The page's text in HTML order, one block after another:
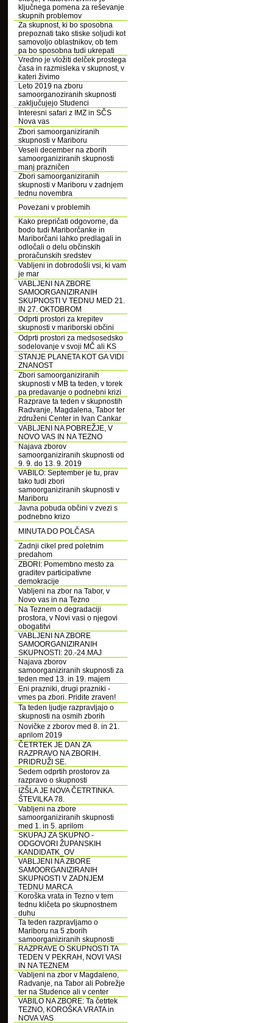
ključnega pomena za reševanje
skupnih problemov
Za skupnost, ki bo sposobna
prepoznati tako stiske soljudi kot
samovoljo oblastnikov, ob tem
pa bo sposobna tudi ukrepati
Vredno je vložiti delček prostega
časa in razmisleka v skupnost, v
kateri živimo
Leto 2019 na zboru
samoorganoziranih skupnosti
zaključujejo Studenci
Interesni safari z IMZ in SČS
Nova vas
Zbori samoorganiziranih
skupnosti v Mariboru
Veseli december na zborih
samoorganiziranih skupnosti
manj prazničen
Zbori samoorganiziranih
skupnosti v Mariboru v zadnjem
tednu novembra
Povezani v problemih
Kako prepričati odgovorne, da
bodo tudi Mariborčanke in
Mariborčani lahko predlagali in
odločali o delu občinskih
proračunskih sredstev
Vabljeni in dobrodošli vsi, ki vam
je mar
VABLJENI NA ZBORE
SAMOORGANIZIRANIH
SKUPNOSTI V TEDNU MED 21.
IN 27. OKTOBROM
Odprti prostori za krepitev
skupnosti v mariborski občini
Odprti prostori za medsosedsko
sodelovanje v svoji MČ ali KS
STANJE PLANETA KOT GA VIDI
ZNANOST
Zbori samoorganiziranih
skupnosti v MB ta teden, v torek
pa predavanje o podnebni krizi
Razprave ta teden v skupnostih
Radvanje, Magdalena, Tabor ter
združeni Center in Ivan Cankar
VABLJENI NA POBREŽJE, V
NOVO VAS IN NA TEZNO
Najava zborov
samoorganiziranih skupnosti od
9. 9. do 13. 9. 2019
VABILO: September je tu, prav
tako tudi zbori
samoorganiziranih skupnosti v
Mariboru
Javna pobuda občini v zvezi s
podnebno krizo
MINUTA DO POLČASA
Zadnji cikel pred poletnim
predahom
ZBORI: Pomembno mesto za
graditev participativne
demokracije
Vabljeni na zbor na Tabor, v
Novo vas in na Tezno
Na Teznem o degradaciji
prostora, v Novi vasi o njegovi
obogatitvi
VABLJENI NA ZBORE
SAMOORGANIZIRANIH
SKUPNOSTI: 20.-24.MAJ
Najava zborov
samoorganiziranih skupnosti za
teden med 13. in 19. majem
Eni prazniki, drugi prazniki -
vmes pa zbori. Pridite zraven!
Ta teden ljudje razpravljajo o
skupnosti na osmih zborih
Novičke z zborov med 8. in 21.
aprilom 2019
ČETRTEK JE DAN ZA
RAZPRAVO NA ZBORIH.
PRIDRUŽI SE.
Sedem odprtih prostorov za
razpravo o skupnosti
IZŠLA JE NOVA ČETRTINKA.
ŠTEVILKA 78.
Vabljeni na zbore
samoorganiziranih skupnosti
med 1. in 5. aprilom
SKUPAJ ZA SKUPNO -
ODGOVORI ŽUPANSKIH
KANDIDATK_OV
VABLJENI NA ZBORE
SAMOORGANIZIRANIH
SKUPNOSTI V ZADNJEM
TEDNU MARCA
Koroška vrata in Tezno v tem
tednu kličeta po skupnostnem
duhu
Ta teden razpravljamo o
Mariboru na 5 zborih
samoorganiziranih skupnosti
RAZPRAVE O SKUPNOSTI TA
TEDEN V PEKRAH, NOVI VASI
IN NA TEZNEM
Vabljeni na zbor v Magdaleno,
Radvanje, na Tabor ali Pobrežje
ter na Studence ali v center
VABILO NA ZBORE: Ta četrtek
TEZNO, KOROŠKA VRATA in
NOVA VAS